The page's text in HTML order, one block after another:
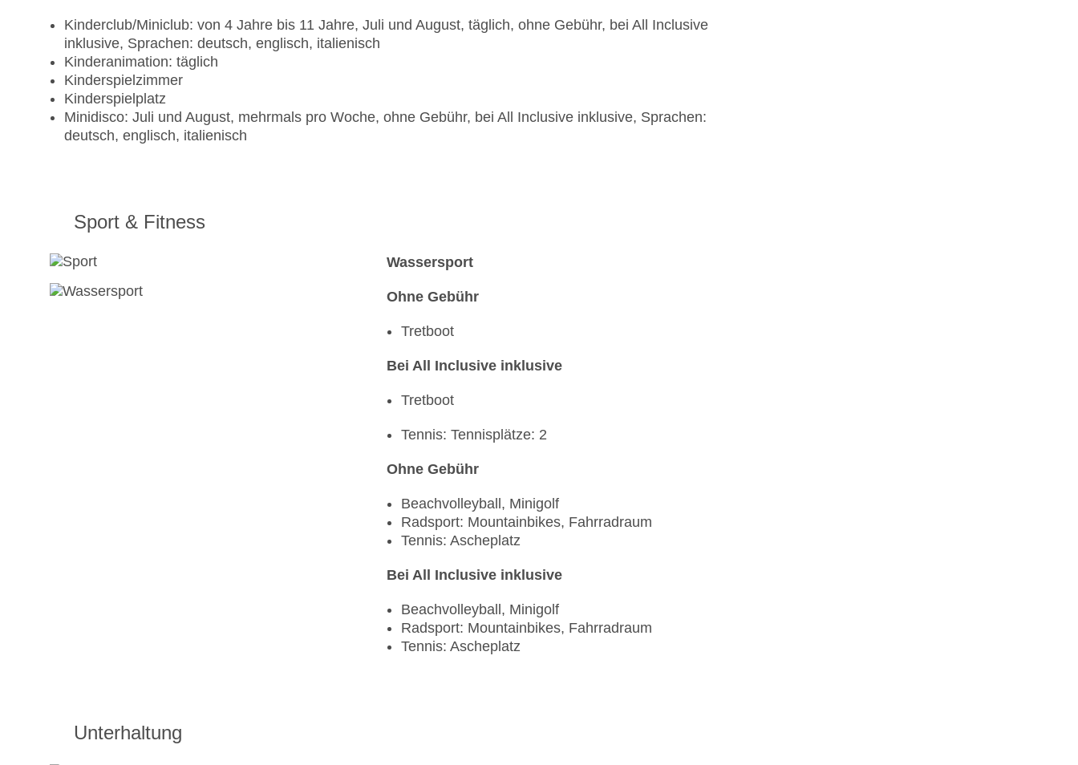
Kinderclub/Miniclub: von 4 Jahre bis 11 Jahre, Juli und August, täglich, ohne Gebühr, bei All Inclusive
inklusive, Sprachen: deutsch, englisch, italienisch
Kinderanimation: täglich
Kinderspielzimmer
Kinderspielplatz
Minidisco: Juli und August, mehrmals pro Woche, ohne Gebühr, bei All Inclusive inklusive, Sprachen:
deutsch, englisch, italienisch
Sport & Fitness
Wassersport
Ohne Gebühr
Tretboot
Bei All Inclusive inklusive
Tretboot
Tennis: Tennisplätze: 2
Ohne Gebühr
Beachvolleyball, Minigolf
Radsport: Mountainbikes, Fahrradraum
Tennis: Ascheplatz
Bei All Inclusive inklusive
Beachvolleyball, Minigolf
Radsport: Mountainbikes, Fahrradraum
Tennis: Ascheplatz
Unterhaltung